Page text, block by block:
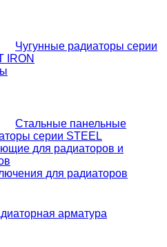
Чугунные радиаторы серии
IRON
Стальные панельные
серии STEEL
для радиаторов и
для радиаторов
арматура